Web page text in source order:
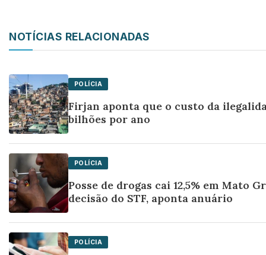
NOTÍCIAS RELACIONADAS
POLÍCIA
Firjan aponta que o custo da
bilhões por ano
POLÍCIA
Posse de drogas cai 12,5% em Mato
decisão do STF, aponta anuário
POLÍCIA